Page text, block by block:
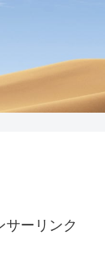
サーリンク